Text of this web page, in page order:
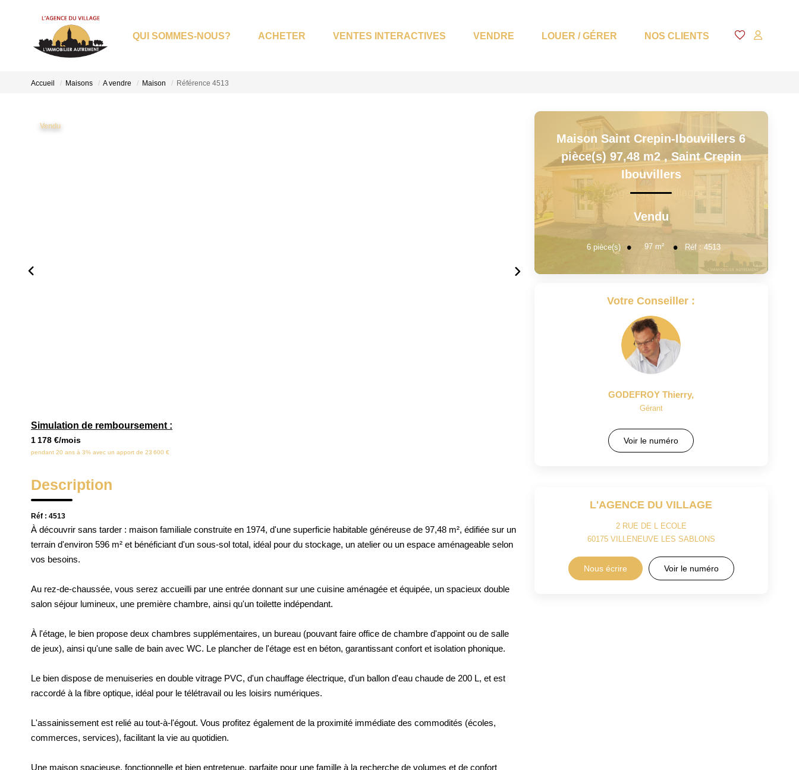
QUI SOMMES-NOUS? ACHETER VENTES INTERACTIVES VENDRE LOUER / GÉRER NOS CLIENTS
Accueil Maisons A vendre Maison Référence 4513
Vendu
Simulation de remboursement :
1 178 €/mois
pendant 20 ans à 3% avec un apport de 23 600 €
Description
Réf : 4513
À découvrir sans tarder : maison familiale construite en 1974, d'une superficie habitable généreuse de 97,48 m², édifiée sur un
terrain d'environ 596 m² et bénéficiant d'un sous-sol total, idéal pour du stockage, un atelier ou un espace aménageable selon
vos besoins.
Au rez-de-chaussée, vous serez accueilli par une entrée donnant sur une cuisine aménagée et équipée, un spacieux double
salon séjour lumineux, une première chambre, ainsi qu'un toilette indépendant.
À l'étage, le bien propose deux chambres supplémentaires, un bureau (pouvant faire office de chambre d'appoint ou de salle
de jeux), ainsi qu'une salle de bain avec WC. Le plancher de l'étage est en béton, garantissant confort et isolation phonique.
Le bien dispose de menuiseries en double vitrage PVC, d'un chauffage électrique, d'un ballon d'eau chaude de 200 L, et est
raccordé à la fibre optique, idéal pour le télétravail ou les loisirs numériques.
L'assainissement est relié au tout-à-l'égout. Vous profitez également de la proximité immédiate des commodités (écoles,
commerces, services), facilitant la vie au quotidien.
Une maison spacieuse, fonctionnelle et bien entretenue, parfaite pour une famille à la recherche de volumes et de confort
Maison Saint Crepin-Ibouvillers 6
pièce(s) 97,48 m2 , Saint Crepin
Ibouvillers
Vendu
6 pièce(s) 97 m² Réf : 4513
L'AGENCE DU VILLAGE
2 RUE DE L ECOLE
60175 VILLENEUVE LES SABLONS
Nous écrire Voir le numéro
Votre Conseiller :
GODEFROY Thierry,
Gérant
Voir le numéro